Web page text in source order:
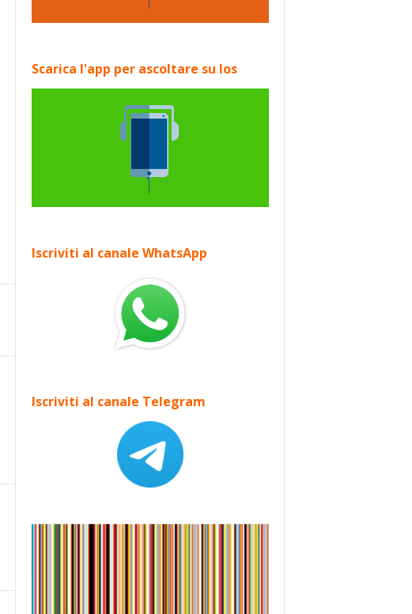
Scarica l'app per ascoltare su Ios
Iscriviti al canale WhatsApp
Iscriviti al canale Telegram